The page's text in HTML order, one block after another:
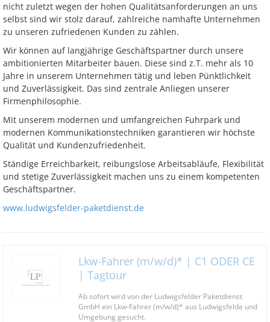
nicht zuletzt wegen der hohen Qualitätsanforderungen an uns
selbst sind wir stolz darauf, zahlreiche namhafte Unternehmen
zu unseren zufriedenen Kunden zu zählen.
Wir können auf langjährige Geschäftspartner durch unsere
ambitionierten Mitarbeiter bauen. Diese sind z.T. mehr als 10
Jahre in unserem Unternehmen tätig und leben Pünktlichkeit
und Zuverlässigkeit. Das sind zentrale Anliegen unserer
Firmenphilosophie.
Mit unserem modernen und umfangreichen Fuhrpark und
modernen Kommunikationstechniken garantieren wir höchste
Qualität und Kundenzufriedenheit.
Ständige Erreichbarkeit, reibungslose Arbeitsabläufe, Flexibilität
und stetige Zuverlässigkeit machen uns zu einem kompetenten
Geschäftspartner.
www.ludwigsfelder-paketdienst.de
Lkw-Fahrer (m/w/d)* | C1 ODER CE
| Tagtour
Ab sofort wird von der Ludwigsfelder Paketdienst
GmbH ein Lkw-Fahrer (m/w/d)* aus Ludwigsfelde und
Umgebung gesucht.